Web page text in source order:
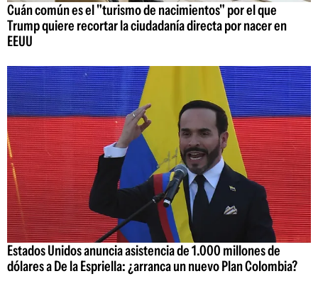
Cuán común es el "turismo de nacimientos" por el que
Trump quiere recortar la ciudadanía directa por nacer en
EEUU
Estados Unidos anuncia asistencia de 1.000 millones de
dólares a De la Espriella: ¿arranca un nuevo Plan Colombia?